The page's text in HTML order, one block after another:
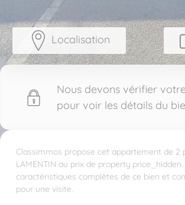
Localisation
Nous devons vérifier
pour voir les détails du
Classimmos propose cet appartement de 2
LAMENTIN au prix de
caractéristiques complètes de ce bien et
pour une visite.